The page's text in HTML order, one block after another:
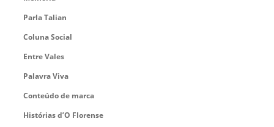
Parla Talian
Coluna Social
Entre Vales
Palavra Viva
Conteúdo de marca
Histórias d’O Florense